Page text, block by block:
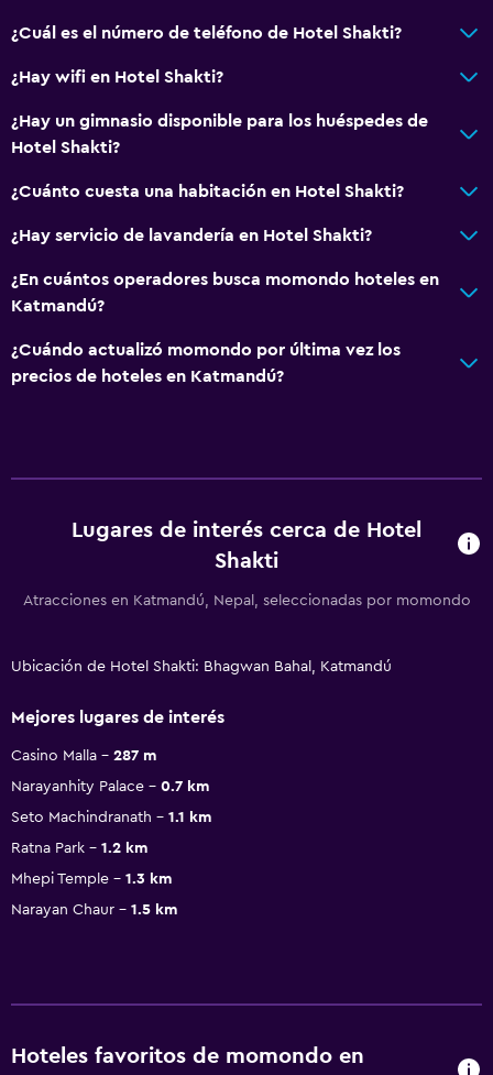
¿Cuál es el número de teléfono de Hotel Shakti?
¿Hay wifi en Hotel Shakti?
¿Hay un gimnasio disponible para los huéspedes de
Hotel Shakti?
¿Cuánto cuesta una habitación en Hotel Shakti?
¿Hay servicio de lavandería en Hotel Shakti?
¿En cuántos operadores busca momondo hoteles en
Katmandú?
¿Cuándo actualizó momondo por última vez los
precios de hoteles en Katmandú?
Lugares de interés cerca de Hotel
Shakti
Atracciones en Katmandú, Nepal, seleccionadas por momondo
Ubicación de Hotel Shakti: Bhagwan Bahal, Katmandú
Mejores lugares de interés
Casino Malla
287 m
Narayanhity Palace
0.7 km
Seto Machindranath
1.1 km
Ratna Park
1.2 km
Mhepi Temple
1.3 km
Narayan Chaur
1.5 km
Hoteles favoritos de momondo en